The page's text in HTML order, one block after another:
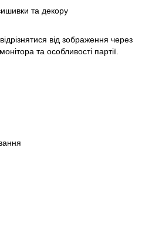
та декору
від зображення через
та особливості партії.